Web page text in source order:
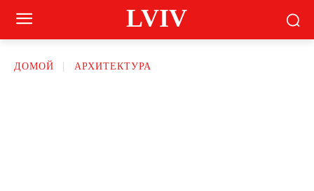
LVIV
ДОМОЙ АРХИТЕКТУРА